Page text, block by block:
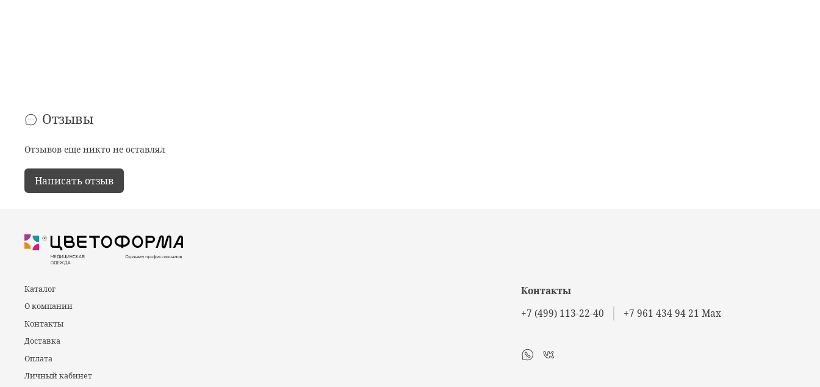
Отзывы
Отзывов еще никто не оставлял
Написать отзыв
Каталог
О компании
Контакты
Доставка
Оплата
Личный кабинет
Контакты
+7 (499) 113-22-40
+7 961 434 94 21 Max